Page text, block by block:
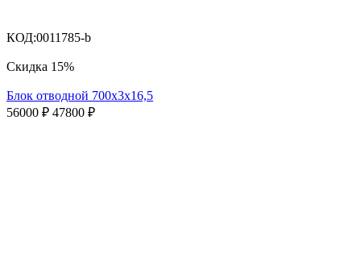
КОД:0011785-b
Скидка 15%
Блок отводной 700х3х16,5
56000 ₽ 47800 ₽